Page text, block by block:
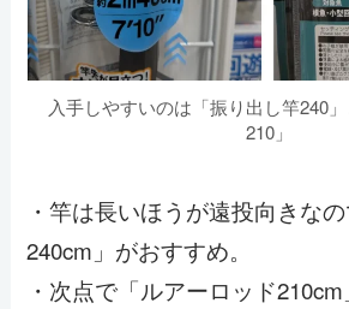
入手しやすいのは「振り出し竿240
210」
・竿は長いほうが遠投向きな
240cm」がおすすめ。
・次点で「ルアーロッド210cm